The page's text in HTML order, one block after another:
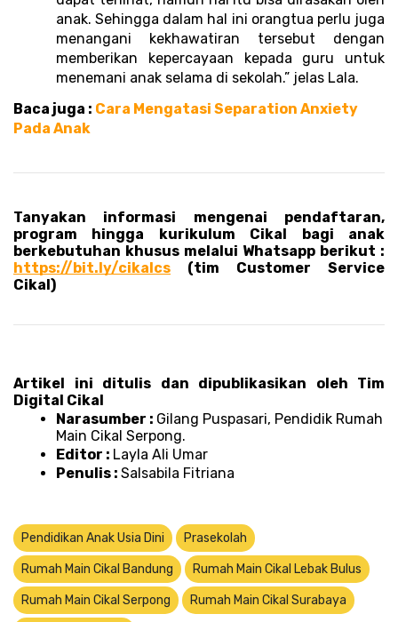
anak. Sehingga dalam hal ini orangtua perlu juga
menangani kekhawatiran tersebut dengan
memberikan kepercayaan kepada guru untuk
menemani anak selama di sekolah.” jelas Lala.
Baca juga : Cara Mengatasi Separation Anxiety
Pada Anak
Tanyakan informasi mengenai pendaftaran,
program hingga kurikulum Cikal bagi anak
https://bit.ly/cikalcs (tim Customer Service
Cikal)
Artikel ini ditulis dan dipublikasikan oleh Tim
Digital Cikal
Narasumber : Gilang Puspasari, Pendidik Rumah
Main Cikal Serpong.
Editor : Layla Ali Umar
Penulis : Salsabila Fitriana
Pendidikan Anak Usia Dini Prasekolah
Rumah Main Cikal Bandung Rumah Main Cikal Lebak Bulus
Rumah Main Cikal Serpong Rumah Main Cikal Surabaya